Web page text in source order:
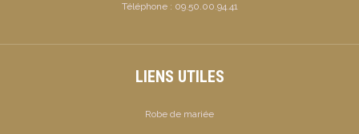
Téléphone : 09.50.00.94.41
LIENS UTILES
Robe de mariée